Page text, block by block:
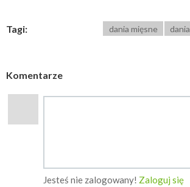
Tagi: dania mięsne dania
Komentarze
Jesteś nie zalogowany! Zaloguj się